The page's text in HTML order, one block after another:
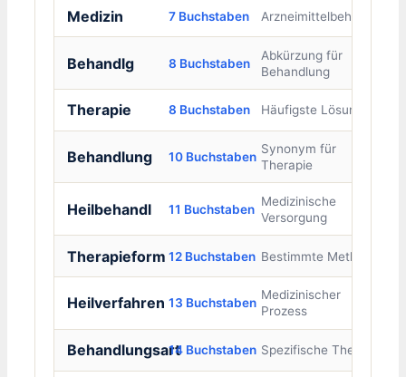
Medizin 7 Buchstaben Arzneimittelbehandlung
Behandlg 8 Buchstaben
Abkürzung für
Behandlung
Therapie 8 Buchstaben Häufigste Lösung
Behandlung 10 Buchstaben
Synonym für
Therapie
Heilbehandl 11 Buchstaben
Medizinische
Versorgung
Therapieform 12 Buchstaben Bestimmte Methode
Heilverfahren 13 Buchstaben
Medizinischer
Prozess
Behandlungsart14 Buchstaben Spezifische Therapie